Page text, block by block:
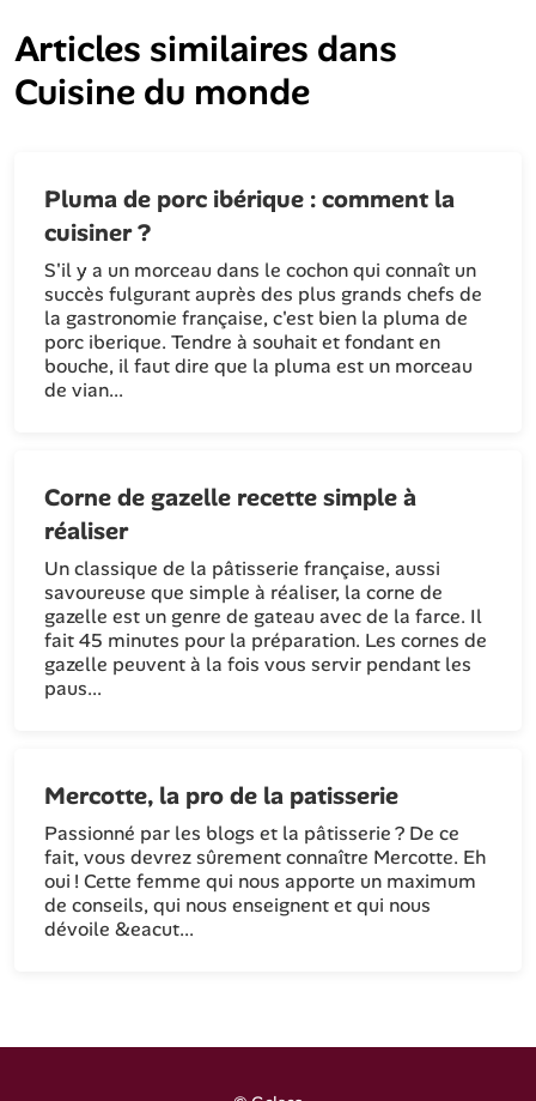
Articles similaires dans
Cuisine du monde
Pluma de porc ibérique : comment la
cuisiner ?
S'il y a un morceau dans le cochon qui connaît un
succès fulgurant auprès des plus grands chefs de
la gastronomie française, c'est bien la pluma de
porc iberique. Tendre à souhait et fondant en
bouche, il faut dire que la pluma est un morceau
de vian...
Corne de gazelle recette simple à
réaliser
Un classique de la pâtisserie française, aussi
savoureuse que simple à réaliser, la corne de
gazelle est un genre de gateau avec de la farce. Il
fait 45 minutes pour la préparation. Les cornes de
gazelle peuvent à la fois vous servir pendant les
paus...
Mercotte, la pro de la patisserie
Passionné par les blogs et la pâtisserie ? De ce
fait, vous devrez sûrement connaître Mercotte. Eh
oui ! Cette femme qui nous apporte un maximum
de conseils, qui nous enseignent et qui nous
dévoile &eacut...